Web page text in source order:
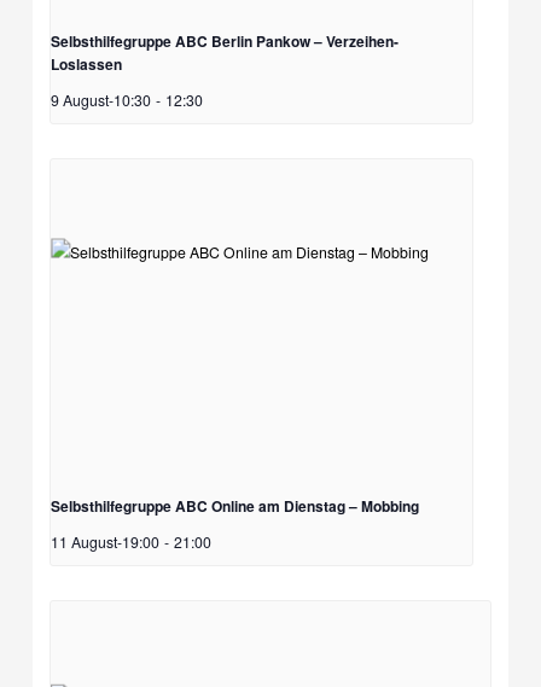
Selbsthilfegruppe ABC Berlin Pankow – Verzeihen-
Loslassen
9 August-10:30 - 12:30
Selbsthilfegruppe ABC Online am Dienstag – Mobbing
11 August-19:00 - 21:00